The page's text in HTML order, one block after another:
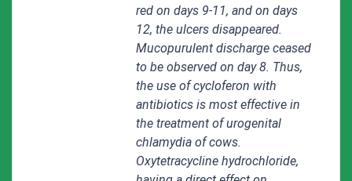
red on days 9-11, and on days
12, the ulcers disappeared.
Mucopurulent discharge ceased
to be observed on day 8. Thus,
the use of cycloferon with
antibiotics is most effective in
the treatment of urogenital
chlamydia of cows.
Oxytetracycline hydrochloride,